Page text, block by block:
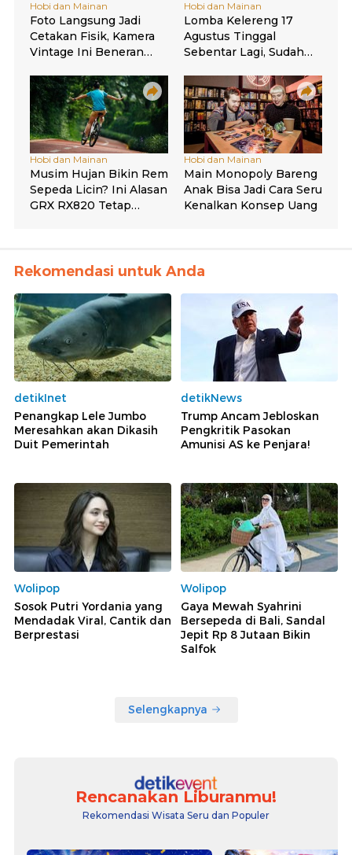
Rekomendasi untuk Anda
detikInet
Penangkap Lele Jumbo
Meresahkan akan Dikasih
Duit Pemerintah
detikNews
Trump Ancam Jebloskan
Pengkritik Pasokan
Amunisi AS ke Penjara!
Wolipop
Sosok Putri Yordania yang
Mendadak Viral, Cantik dan
Berprestasi
Wolipop
Gaya Mewah Syahrini
Bersepeda di Bali, Sandal
Jepit Rp 8 Jutaan Bikin
Salfok
Selengkapnya
Rencanakan Liburanmu!
Rekomendasi Wisata Seru dan Populer